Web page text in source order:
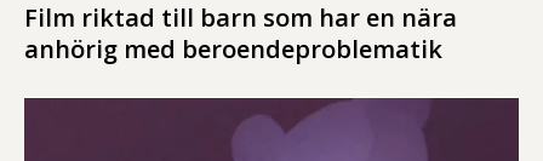
Film riktad till barn som har en nära
anhörig med beroendeproblematik